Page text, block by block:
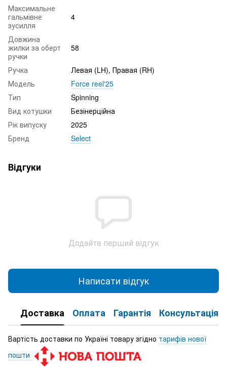
Максимальне
гальмівне
зусилля
4
Довжина
жилки за оберт
ручки
58
Ручка
Левая (LH), Правая (RH)
Модель
Force reel'25
Тип
Spinning
Вид котушки
Безінерційна
Рік випуску
2025
Бренд
Select
Відгуки
Додайте перший відгук
Написати відгук
Доставка Оплата Гарантія Консультація
Вартість доставки по Україні товару згідно тарифів нової
пошти